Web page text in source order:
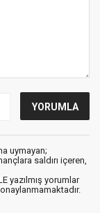
uymayan;
saldırı içeren,
yazılmış yorumlar